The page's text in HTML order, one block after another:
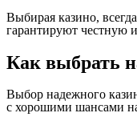
Выбирая казино,
гарантируют честную
Как выбрать
Выбор надежного
с хорошими шансами